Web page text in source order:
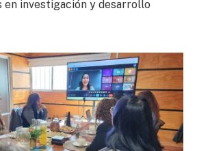
en investigación y desarrollo